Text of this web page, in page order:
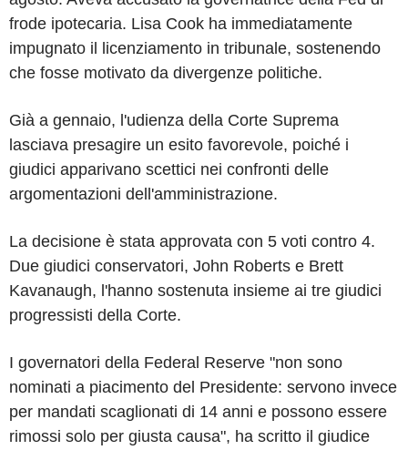
frode ipotecaria. Lisa Cook ha immediatamente
impugnato il licenziamento in tribunale, sostenendo
che fosse motivato da divergenze politiche.
Già a gennaio, l'udienza della Corte Suprema
lasciava presagire un esito favorevole, poiché i
giudici apparivano scettici nei confronti delle
argomentazioni dell'amministrazione.
La decisione è stata approvata con 5 voti contro 4.
Due giudici conservatori, John Roberts e Brett
Kavanaugh, l'hanno sostenuta insieme ai tre giudici
progressisti della Corte.
I governatori della Federal Reserve "non sono
nominati a piacimento del Presidente: servono invece
per mandati scaglionati di 14 anni e possono essere
rimossi solo per giusta causa", ha scritto il giudice